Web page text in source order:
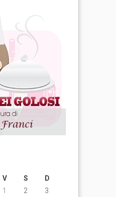
V S
D
1
2
3